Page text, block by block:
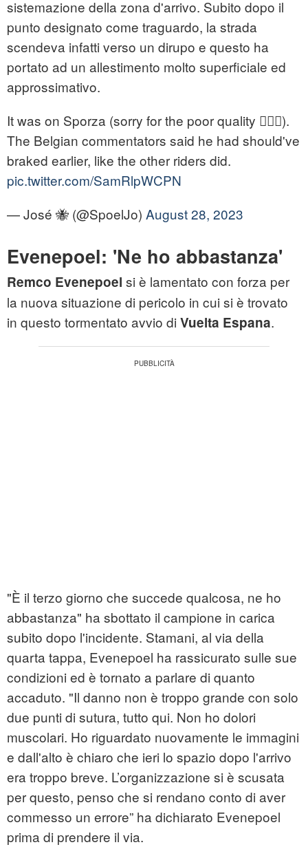
sistemazione della zona d'arrivo. Subito dopo il
punto designato come traguardo, la strada
scendeva infatti verso un dirupo e questo ha
portato ad un allestimento molto superficiale ed
approssimativo.
It was on Sporza (sorry for the poor quality 🙅🏼‍♀️).
The Belgian commentators said he had should've
braked earlier, like the other riders did.
pic.twitter.com/SamRlpWCPN
— José 🐝 (@SpoelJo) August 28, 2023
Evenepoel: 'Ne ho abbastanza'
Remco Evenepoel si è lamentato con forza per
la nuova situazione di pericolo in cui si è trovato
in questo tormentato avvio di Vuelta Espana.
"È il terzo giorno che succede qualcosa, ne ho
abbastanza" ha sbottato il campione in carica
subito dopo l'incidente. Stamani, al via della
quarta tappa, Evenepoel ha rassicurato sulle sue
condizioni ed è tornato a parlare di quanto
accaduto. "Il danno non è troppo grande con solo
due punti di sutura, tutto qui. Non ho dolori
muscolari. Ho riguardato nuovamente le immagini
e dall'alto è chiaro che ieri lo spazio dopo l'arrivo
era troppo breve. L’organizzazione si è scusata
per questo, penso che si rendano conto di aver
commesso un errore” ha dichiarato Evenepoel
prima di prendere il via.